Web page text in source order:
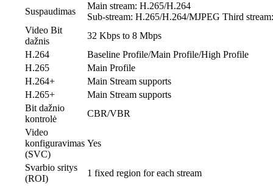
Suspaudimas
Main stream: H.265/H.264
Sub-stream: H.265/H.264/MJPEG Third
Video Bit
dažnis
32 Kbps to 8 Mbps
H.264
Baseline Profile/Main Profile/High Profile
H.265
Main Profile
H.264+
Main Stream supports
H.265+
Main Stream supports
Bit dažnio
kontrolė
CBR/VBR
Video
konfiguravimas
(SVC)
Yes
Svarbio sritys
(ROI)
1 fixed region for each stream